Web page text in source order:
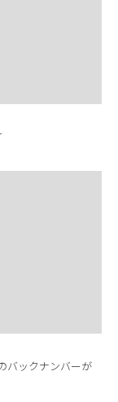
バックナンバーが